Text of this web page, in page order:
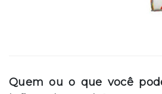
Quem ou o que você